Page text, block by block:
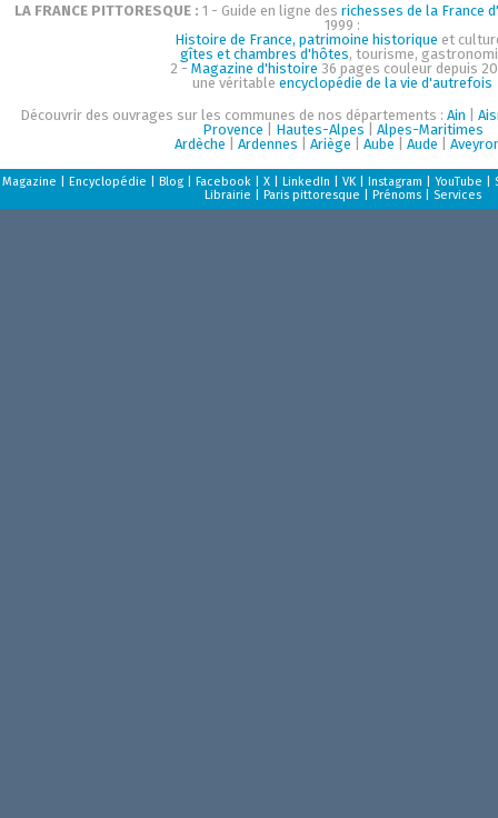
LA FRANCE PITTORESQUE : 1 - Guide en ligne des richesses de la France
1999 :
Histoire de France, patrimoine historique et
gîtes et chambres d'hôtes, tourisme,
2 - Magazine d'histoire 36 pages couleur depuis
une véritable encyclopédie de la vie d'autrefois
Découvrir des ouvrages sur les communes de nos départements : Ain
Provence
Hautes-Alpes
Alpes-Maritimes
Ardèche
Ardennes Ariège Aube Aude
Magazine Encyclopédie Blog| Facebook| X| LinkedIn VK| Instagram YouTube
Librairie
Paris pittoresque Prénoms| Services